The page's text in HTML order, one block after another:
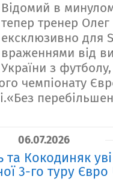
Відомий в
тепер тренер
ексклюзивно для
враженнями від
України з
чемпіонату
06.07.2026
та Кокодиняк
3-го туру Євро